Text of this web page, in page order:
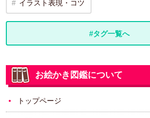
イラスト表現・コツ
#タグ一覧へ
お絵かき図鑑について
トップページ